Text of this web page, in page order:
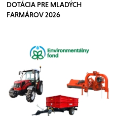
DOTÁCIA PRE MLADÝCH
FARMÁROV 2026